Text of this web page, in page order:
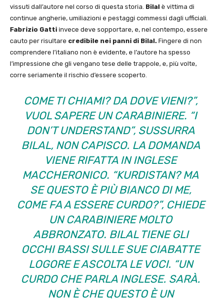
vissuti dall’autore nel corso di questa storia. Bilal è vittima di
continue angherie, umiliazioni e pestaggi commessi dagli ufficiali.
Fabrizio Gatti invece deve sopportare, e, nel contempo, essere
cauto per risultare credibile nei panni di Bilal. Fingere di non
comprendere l’italiano non è evidente, e l’autore ha spesso
l’impressione che gli vengano tese delle trappole, e, più volte,
corre seriamente il rischio d’essere scoperto.
COME TI CHIAMI? DA DOVE VIENI?”,
VUOL SAPERE UN CARABINIERE. “I
DON’T UNDERSTAND”, SUSSURRA
BILAL, NON CAPISCO. LA DOMANDA
VIENE RIFATTA IN INGLESE
MACCHERONICO. “KURDISTAN? MA
SE QUESTO È PIÙ BIANCO DI ME,
COME FA A ESSERE CURDO?”, CHIEDE
UN CARABINIERE MOLTO
ABBRONZATO. BILAL TIENE GLI
OCCHI BASSI SULLE SUE CIABATTE
LOGORE E ASCOLTA LE VOCI. “UN
CURDO CHE PARLA INGLESE. SARÀ.
NON È CHE QUESTO È UN